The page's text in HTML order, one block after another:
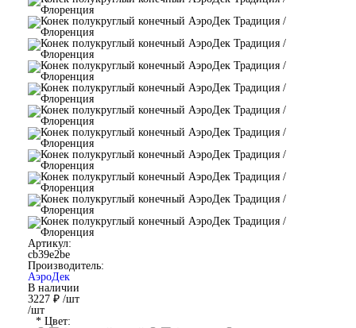
Артикул:
cb39e2be
Производитель:
АэроДек
В наличии
3227 ₽ /шт
/шт
* Цвет: